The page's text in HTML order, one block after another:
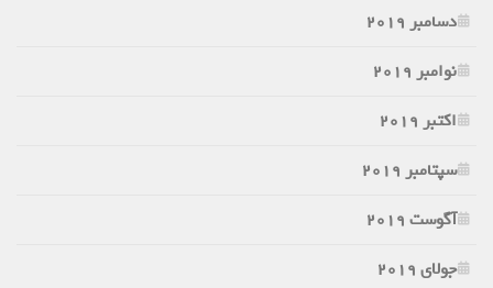
دسامبر 2019
نوامبر 2019
اکتبر 2019
سپتامبر 2019
آگوست 2019
جولای 2019